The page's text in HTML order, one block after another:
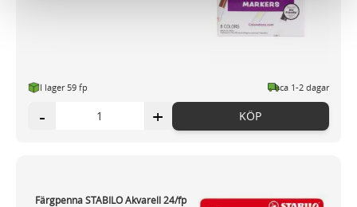
vidarebefordrar även sådana identifierare och annan
information från din enhet till de sociala medier och
information som du har tillhandahållit eller som de har
samlat in när du har använt deras tjänster.
I lager 59 fp ca 1-2 dagar
- + KÖP
Färgpenna STABILO Akvarell 24/fp